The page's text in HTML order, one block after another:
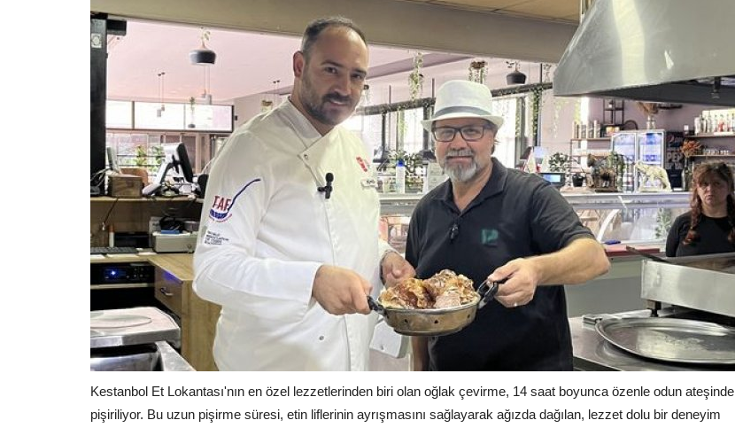
Kestanbol Et Lokantası'nın en özel lezzetlerinden biri olan oğlak çevirme, 14 saat boyunca özenle odun ateşinde
pişiriliyor. Bu uzun pişirme süresi, etin liflerinin ayrışmasını sağlayarak ağızda dağılan, lezzet dolu bir deneyim